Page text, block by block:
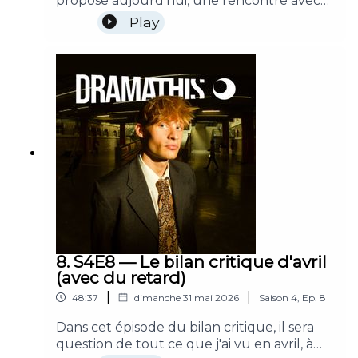
les trois chorégraphes qui composent
(LA)HORDE. L'occasion de parler de leurs
créations à la tête du Ballet National de
publiques alors qu'ils viennent de signer
des chorégraphies pour le dernier live de
Rosalia et, évidemment, de leur prochaine
création : « Après moi, le déluge ».Bonne
écoute !
Play
8. S4E8 — Le bilan critique d'avril
(avec du retard)
48:37 dimanche 31 mai 2026 Saison 4 Ep. 8
Dans cet épisode du bilan critique, il sera
question de tout ce que j'ai vu en avril, à